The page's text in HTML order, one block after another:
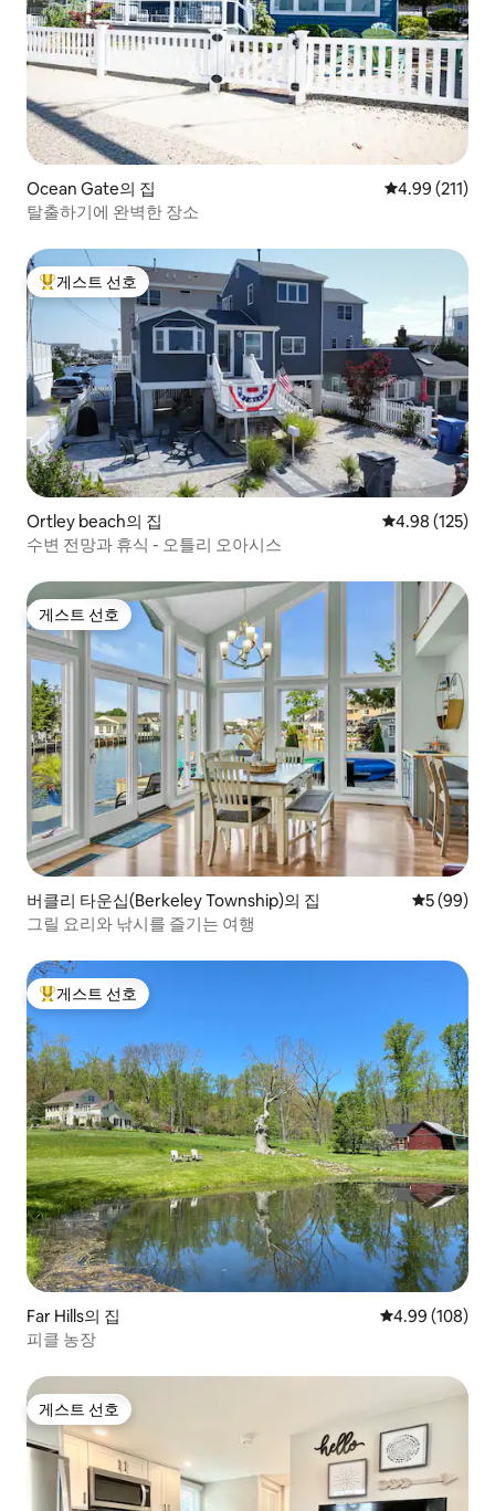
Ocean Gate의 집 평점 4.99점(5
4.99 (211)
탈출하기에 완벽한 장소
상위 게스트 선호
게스트 선호
Ortley beach의 집 평점 4.98점(5
4.98 (125)
수변 전망과 휴식 - 오틀리 오아시스
게스트 선호
게스트 선호
버클리 타운십(Berkeley Township)의 집 평점 5점(5
5 (99)
그릴 요리와 낚시를 즐기는 여행
상위 게스트 선호
게스트 선호
Far Hills의 집 평점 4.99점(5
4.99 (108)
피클 농장
게스트 선호
게스트 선호